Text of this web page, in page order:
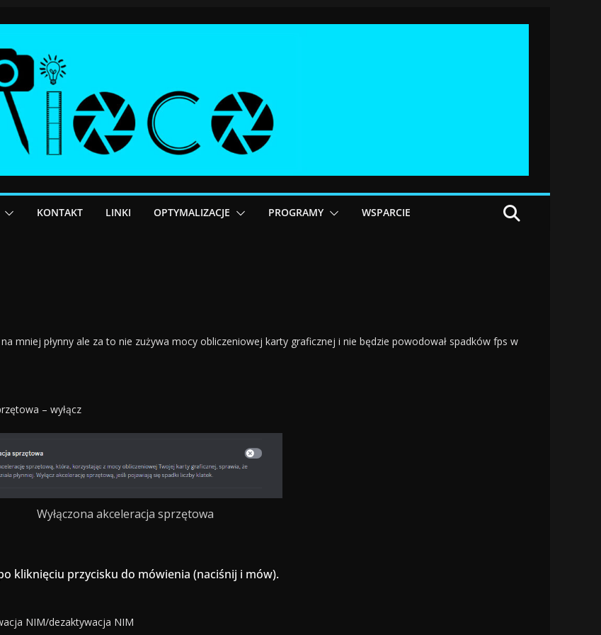
KONTAKT LINKI OPTYMALIZACJE PROGRAMY WSPARCIE
mniej płynny ale za to nie zużywa mocy obliczeniowej karty graficznej i nie będzie powodował spadków fps w
– wyłącz
Wyłączona akceleracja sprzętowa
kliknięciu przycisku do mówienia (naciśnij i mów).
NIM/dezaktywacja NIM